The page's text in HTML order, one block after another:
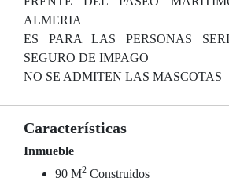
ALMERIA
ES PARA LAS PERSONAS
SEGURO DE IMPAGO
NO SE ADMITEN LAS MASCOTAS
Características
Inmueble
90 M2 Construidos